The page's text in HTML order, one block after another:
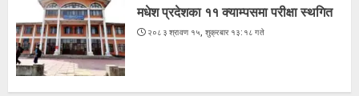
मधेश प्रदेशका ११ क्याम्पसमा परीक्षा स्थगित
२०८३ श्रावण १५, शुक्रबार १३:१८ गते